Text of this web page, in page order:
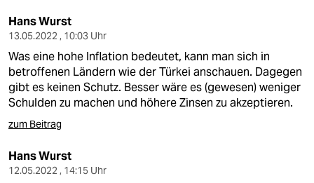
Hans Wurst
13.05.2022 , 10:03 Uhr
Was eine hohe Inflation bedeutet, kann man sich in
betroffenen Ländern wie der Türkei anschauen. Dagegen
gibt es keinen Schutz. Besser wäre es (gewesen) weniger
Schulden zu machen und höhere Zinsen zu akzeptieren.
zum Beitrag
Hans Wurst
12.05.2022 , 14:15 Uhr